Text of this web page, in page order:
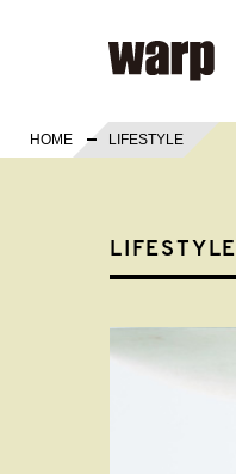
HOME LIFESTYLE
LIFESTYLE